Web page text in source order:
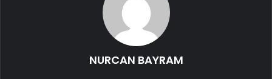
NURCAN BAYRAM